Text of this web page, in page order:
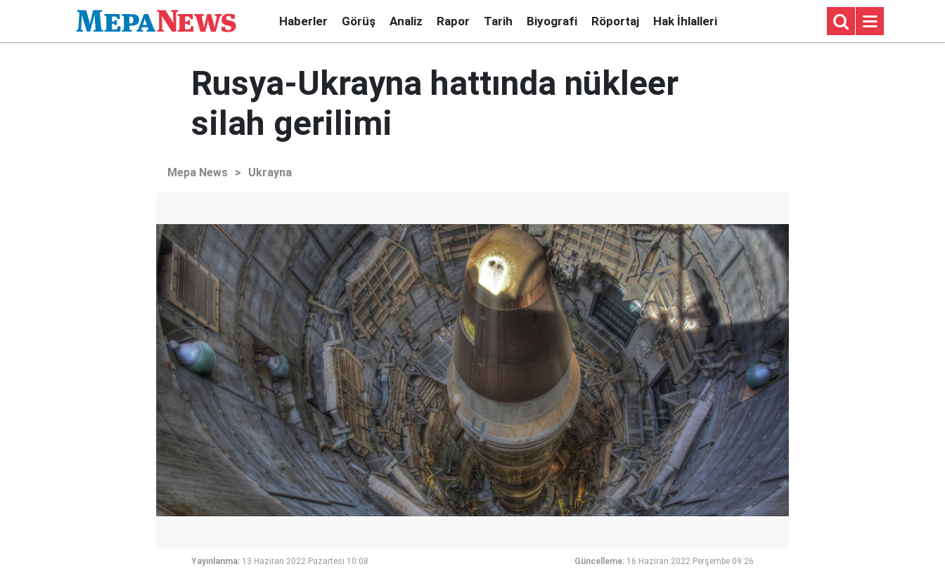
Haberler Görüş Analiz Rapor Tarih Biyografi Röportaj Hak İhlalleri
Rusya-Ukrayna hattında nükleer
silah gerilimi
Mepa News > Ukrayna
Yayınlanma: 13 Haziran 2022 Pazartesi 10:08 Güncelleme: 16 Haziran 2022 Perşembe 09:26